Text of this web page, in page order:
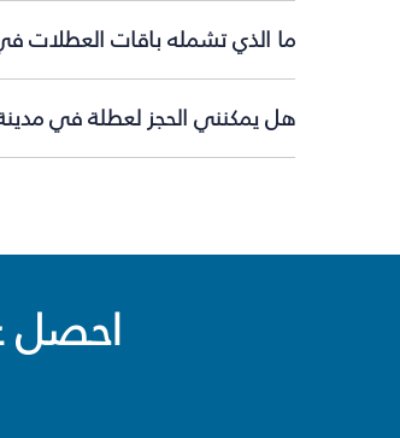
ما الذي تشمله باقات العطلات
هل يمكنني الحجز لعطلة في مدينة
احصل